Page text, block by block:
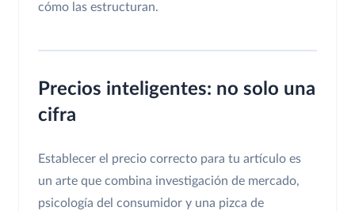
cómo las estructuran.
Precios inteligentes: no solo una
cifra
Establecer el precio correcto para tu artículo es
un arte que combina investigación de mercado,
psicología del consumidor y una pizca de